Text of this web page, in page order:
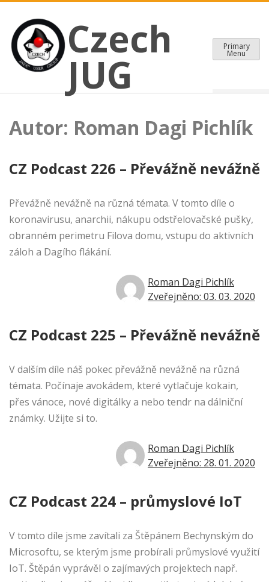
content
Czech JUG
CZECH JAVA USER GROUP
Czech
JUG
Primary
Menu
Autor: Roman Dagi Pichlík
CZ Podcast 226 – Převážně nevážně
Převážně nevážně na různá témata. V tomto díle o
koronavirusu, anarchii, nákupu odstřelovačské pušky,
obranném perimetru Filova domu, vstupu do aktivních
záloh a Dagího flákání.
Roman Dagi Pichlík
Zveřejněno: 03. 03. 2020
CZ Podcast 225 – Převážně nevážně
V dalším díle náš pokec převážně nevážně na různá
témata. Počínaje avokádem, které vytlačuje kokain,
přes vánoce, nové digitálky a nebo tendr na dálniční
známky. Užijte si to.
Roman Dagi Pichlík
Zveřejněno: 28. 01. 2020
CZ Podcast 224 – průmyslové IoT
V tomto díle jsme zavítali za Štěpánem Bechynským do
Microsoftu, se kterým jsme probírali průmyslové využití
IoT. Štěpán vyprávěl o zajímavých projektech např.